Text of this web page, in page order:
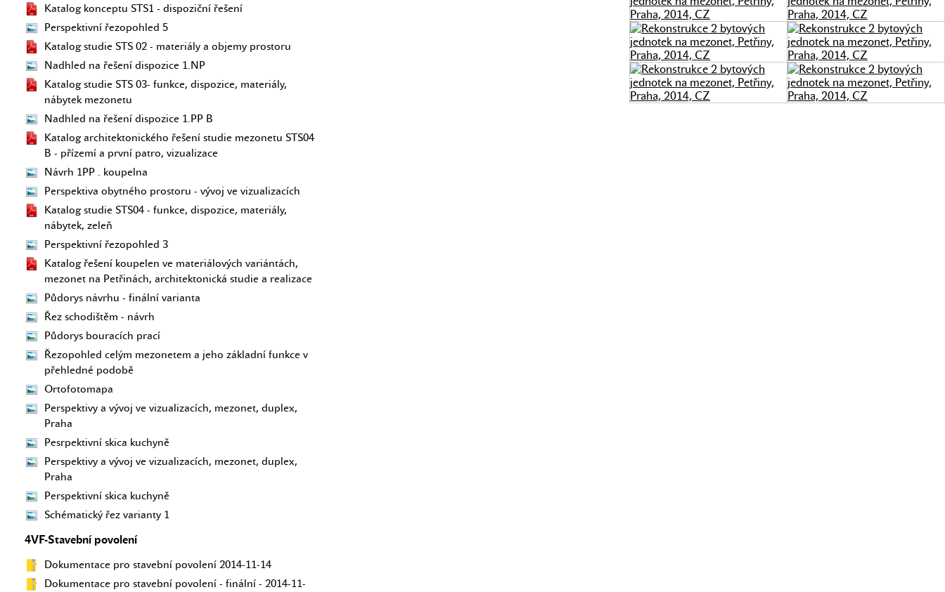
Katalog konceptu STS1 - dispoziční řešení
Perspektivní řezopohled 5
Katalog studie STS 02 - materiály a objemy prostoru
Nadhled na řešení dispozice 1.NP
Katalog studie STS 03- funkce, dispozice, materiály,
nábytek mezonetu
Nadhled na řešení dispozice 1.PP B
Katalog architektonického řešení studie mezonetu STS04
B - přízemí a první patro, vizualizace
Návrh 1PP . koupelna
Perspektiva obytného prostoru - vývoj ve vizualizacích
Katalog studie STS04 - funkce, dispozice, materiály,
nábytek, zeleň
Perspektivní řezopohled 3
Katalog řešení koupelen ve materiálových variántách,
mezonet na Petřinách, architektonická studie a realizace
Půdorys návrhu - finální varianta
Řez schodištěm - návrh
Půdorys bouracích prací
Řezopohled celým mezonetem a jeho základní funkce v
přehledné podobě
Ortofotomapa
Perspektivy a vývoj ve vizualizacích, mezonet, duplex,
Praha
Pesrpektivní skica kuchyně
Perspektivy a vývoj ve vizualizacích, mezonet, duplex,
Praha
Perspektivní skica kuchyně
Schématický řez varianty 1
4VF-Stavební povolení
Dokumentace pro stavební povolení 2014-11-14
Dokumentace pro stavební povolení - finální - 2014-11-